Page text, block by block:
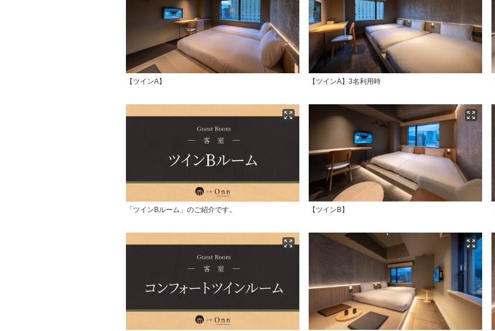
【ツインA】 【ツインA】3名利用時
「ツインBルーム」のご紹介です。 【ツインB】